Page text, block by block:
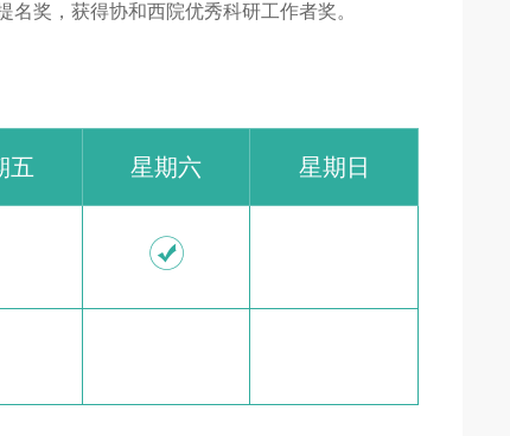
奖，获得协和西院优秀科研工作者奖。
五 星期六 星期日
